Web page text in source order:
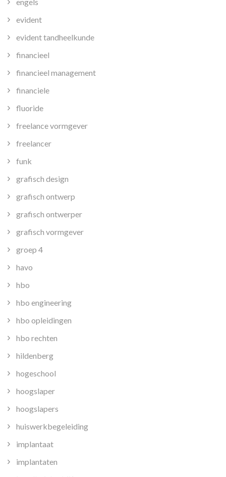
evident
evident tandheelkunde
financieel
financieel management
financiele
fluoride
freelance vormgever
freelancer
funk
grafisch design
grafisch ontwerp
grafisch ontwerper
grafisch vormgever
groep 4
havo
hbo
hbo engineering
hbo opleidingen
hbo rechten
hildenberg
hogeschool
hoogslaper
hoogslapers
huiswerkbegeleiding
implantaat
implantaten